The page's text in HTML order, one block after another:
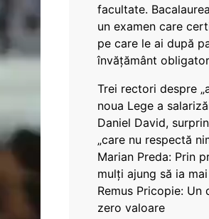
facultate.
un examen care
pe care le ai după
învățământ
Trei rectori despre
noua Lege a
Daniel David,
„care nu respectă
Marian Preda: Prin
mulți ajung să ia
Remus Pricopie: Un
zero valoare